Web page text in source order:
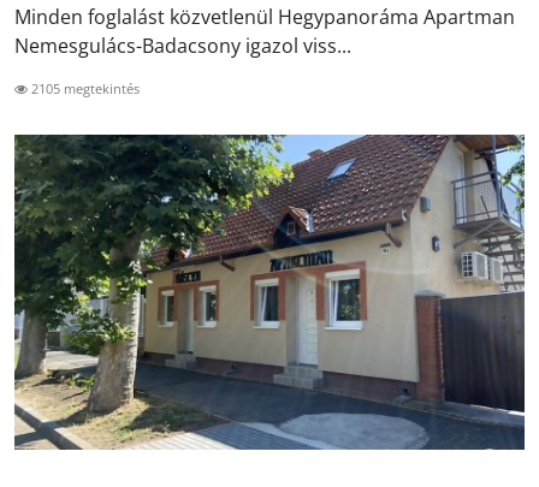
Minden foglalást közvetlenül Hegypanoráma Apartman
Nemesgulács-Badacsony igazol viss...
2105 megtekintés